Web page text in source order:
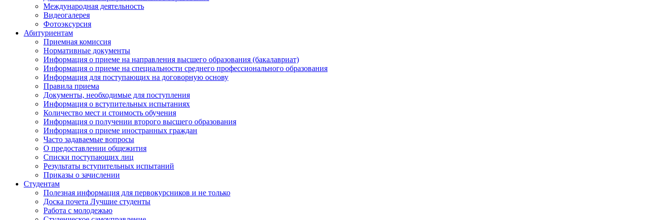
Международная деятельность
Видеогалерея
Фотоэксурсия
Абитуриентам
Приемная комиссия
Нормативные документы
Информация о приеме на направления высшего образования (бакалавриат)
Информация о приеме на специальности среднего профессионального образования
Информация для поступающих на договорную основу
Правила приема
Документы, необходимые для поступления
Информация о вступительных испытаниях
Количество мест и стоимость обучения
Информация о получении второго высшего образования
Информация о приеме иностранных граждан
Часто задаваемые вопросы
О предоставлении общежития
Списки поступающих лиц
Результаты вступительных испытаний
Приказы о зачислении
Студентам
Полезная информация для первокурсников и не только
Доска почета Лучшие студенты
Работа с молодежью